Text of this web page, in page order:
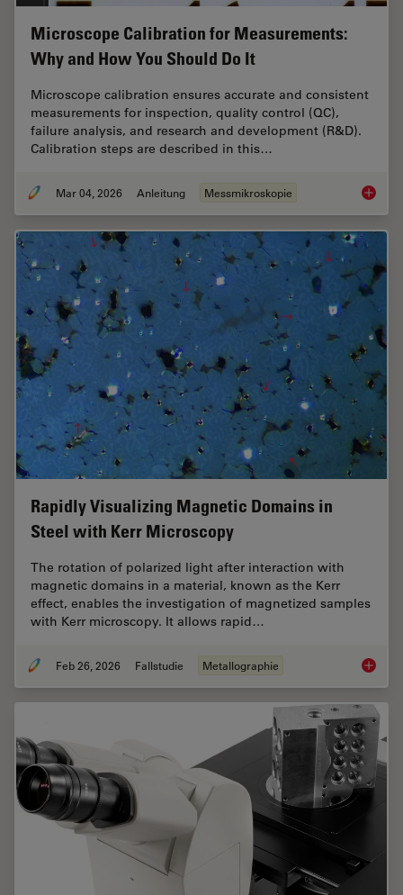
Microscope Calibration for Measurements:
Why and How You Should Do It
Microscope calibration ensures accurate and consistent
measurements for inspection, quality control (QC),
failure analysis, and research and development (R&D).
Calibration steps are described in this…
Mar 04, 2026 Anleitung Messmikroskopie
Rapidly Visualizing Magnetic Domains in
Steel with Kerr Microscopy
The rotation of polarized light after interaction with
magnetic domains in a material, known as the Kerr
effect, enables the investigation of magnetized samples
with Kerr microscopy. It allows rapid…
Feb 26, 2026 Fallstudie Metallographie